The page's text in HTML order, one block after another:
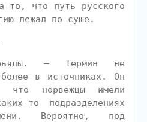
то, что путь русского
лежал по суше.
— Термин не
в источниках. Он
что норвежцы имели
то подразделениях
Вероятно, под